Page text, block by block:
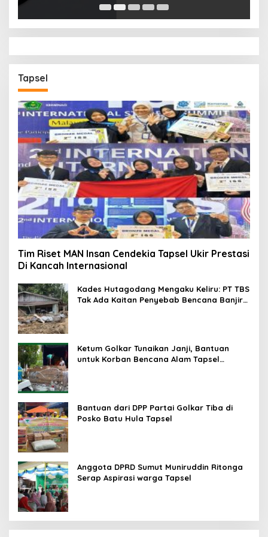
Tapsel
Tim Riset MAN Insan Cendekia Tapsel Ukir Prestasi
Di Kancah Internasional
Kades Hutagodang Mengaku Keliru: PT TBS
Tak Ada Kaitan Penyebab Bencana Banjir
Ketum Golkar Tunaikan Janji, Bantuan
untuk Korban Bencana Alam Tapsel
Bantuan dari DPP Partai Golkar Tiba di
Posko Batu Hula Tapsel
Anggota DPRD Sumut Muniruddin Ritonga
Serap Aspirasi warga Tapsel